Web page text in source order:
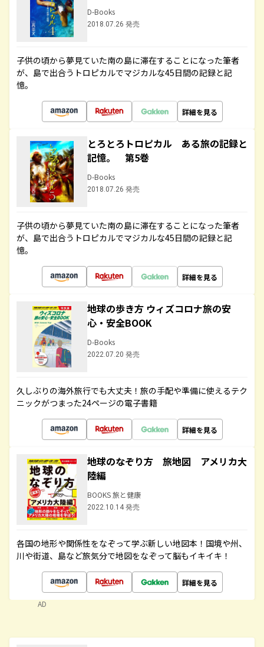
D-Books
2018.07.26 発売
子供の頃から夢見ていた南の島に滞在することになった筆者
が、島で出合うトロピカルでマジカルな45日間の記録と記
憶。
詳細を見る
とろとろトロピカル ある旅の記録と
記憶。 第5巻
D-Books
2018.07.26 発売
子供の頃から夢見ていた南の島に滞在することになった筆者
が、島で出合うトロピカルでマジカルな45日間の記録と記
憶。
詳細を見る
地球の歩き方 ウィズコロナ旅の安
心・安全BOOK
D-Books
2022.07.20 発売
久しぶりの海外旅行でも大丈夫！旅の手配や準備に使えるテク
ニックがつまった24ページの電子書籍
詳細を見る
地球のなぞり方 旅地図 アメリカ大
陸編
BOOKS 旅と健康
2022.10.14 発売
各国の地形や関係性をなぞって学ぶ新しい地図本！国境や州、
川や街道、島など旅気分で地図をなぞって脳もイキイキ！
詳細を見る
AD